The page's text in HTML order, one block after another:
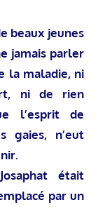
beaux jeunes
jamais parler
la maladie, ni
ni de rien
l’esprit de
gaies, n’eut
était
par un